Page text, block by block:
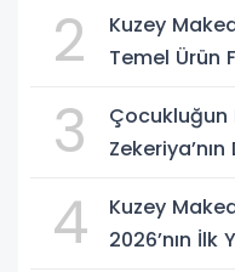
2
Kuzey
Temel Ürün
3
Çocukluğun
4
Kuzey
2026’nın İlk